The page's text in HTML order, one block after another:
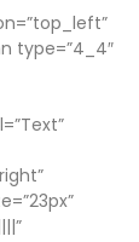
type=”4_4″